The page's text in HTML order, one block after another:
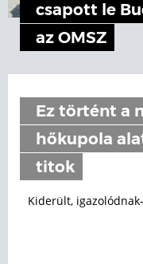
csapott le
az OMSZ
Ez történt a
hőkupola
titok
Kiderült,